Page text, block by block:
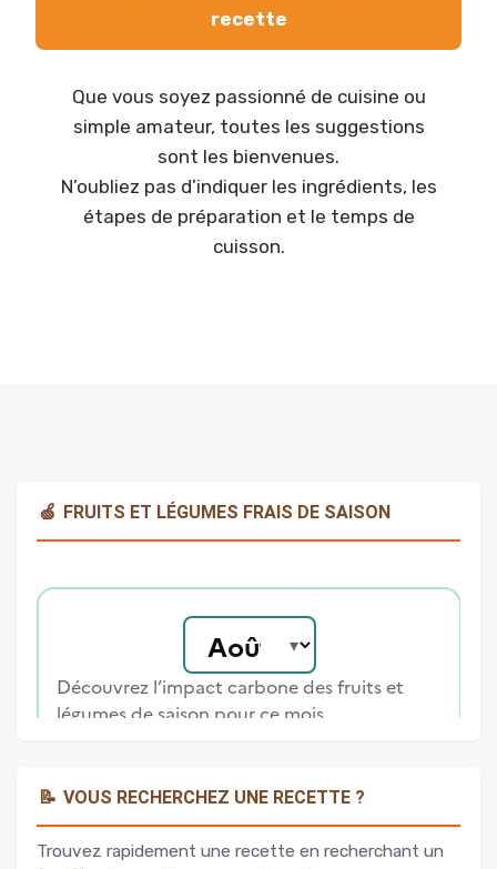
recette
Que vous soyez passionné de cuisine ou
simple amateur, toutes les suggestions
sont les bienvenues.
N’oubliez pas d’indiquer les ingrédients, les
étapes de préparation et le temps de
cuisson.
🍏 FRUITS ET LÉGUMES FRAIS DE SAISON
📝 VOUS RECHERCHEZ UNE RECETTE ?
Trouvez rapidement une recette en recherchant un